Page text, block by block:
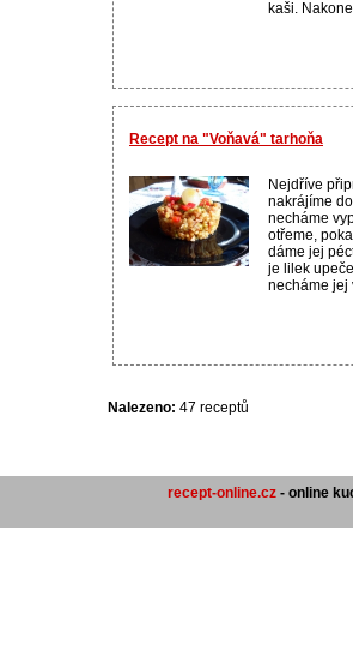
kaši.
Recept na "Voňavá" tarhoňa
Nejdříve
nakrájíme
necháme
otřeme,
dáme jej
je lilek
necháme jej
Nalezeno: 47 receptů
recept-online.cz - online